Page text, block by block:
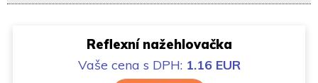
Reflexní nažehlovačka
Vaše cena s DPH: 1.16 EUR